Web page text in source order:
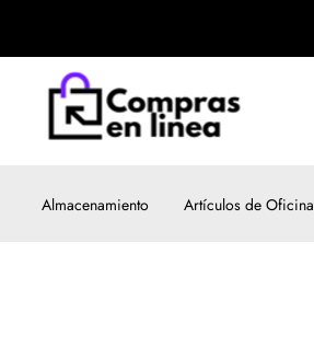
Almacenamiento Artículos de Oficina